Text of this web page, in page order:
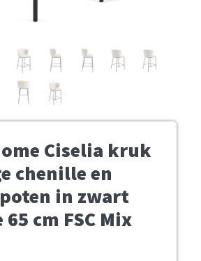
Ciselia kruk
chenille en
in zwart
cm FSC Mix